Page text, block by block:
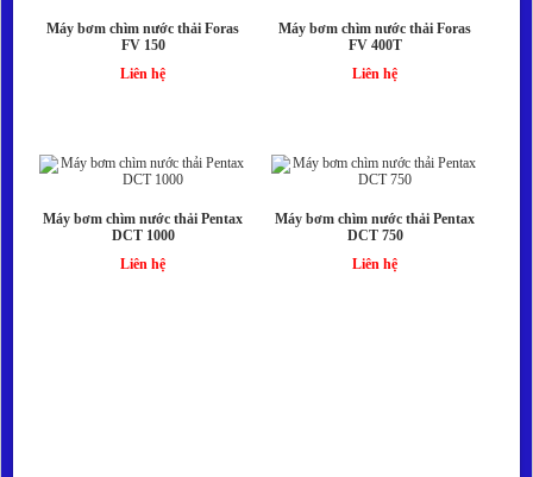
Máy bơm chìm nước thải Foras
FV 150
Liên hệ
Máy bơm chìm nước thải Foras
FV 400T
Liên hệ
Máy bơm chìm nước thải Pentax
DCT 1000
Liên hệ
Máy bơm chìm nước thải Pentax
DCT 750
Liên hệ